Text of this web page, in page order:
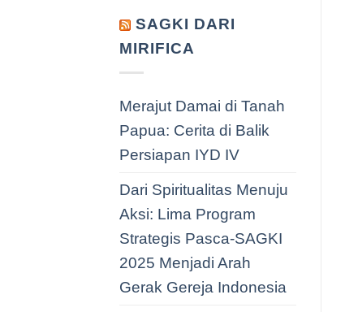
SAGKI DARI
MIRIFICA
Merajut Damai di Tanah
Papua: Cerita di Balik
Persiapan IYD IV
Dari Spiritualitas Menuju
Aksi: Lima Program
Strategis Pasca-SAGKI
2025 Menjadi Arah
Gerak Gereja Indonesia